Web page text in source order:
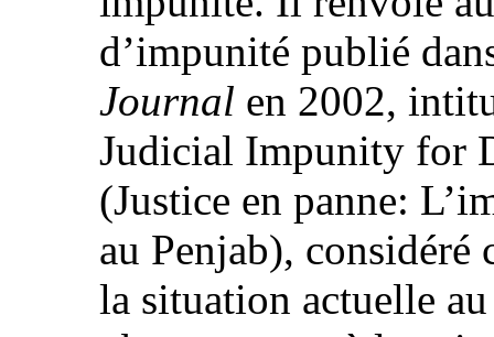
d’impunité publié
Journal en 2002,
Judicial Impunity for
(Justice en panne:
au Penjab), considéré
la situation actuelle